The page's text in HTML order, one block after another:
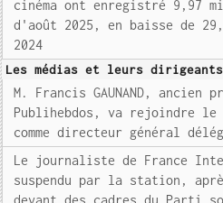
cinéma ont enregistré 9,97
d'août 2025, en baisse de
2024
Les médias et leurs dirigeants
M. Francis GAUNAND,
Publihebdos, va rejoindre le
comme directeur général
Le journaliste de France Inter
suspendu par la station,
devant des cadres du Parti